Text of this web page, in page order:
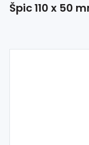
Kované
Špic 110 x 50